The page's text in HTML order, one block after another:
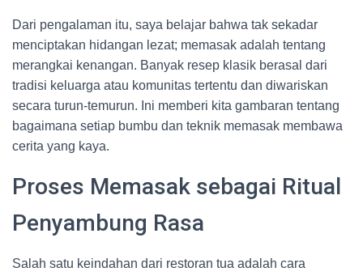
Dari pengalaman itu, saya belajar bahwa tak sekadar
menciptakan hidangan lezat; memasak adalah tentang
merangkai kenangan. Banyak resep klasik berasal dari
tradisi keluarga atau komunitas tertentu dan diwariskan
secara turun-temurun. Ini memberi kita gambaran tentang
bagaimana setiap bumbu dan teknik memasak membawa
cerita yang kaya.
Proses Memasak sebagai Ritual
Penyambung Rasa
Salah satu keindahan dari restoran tua adalah cara